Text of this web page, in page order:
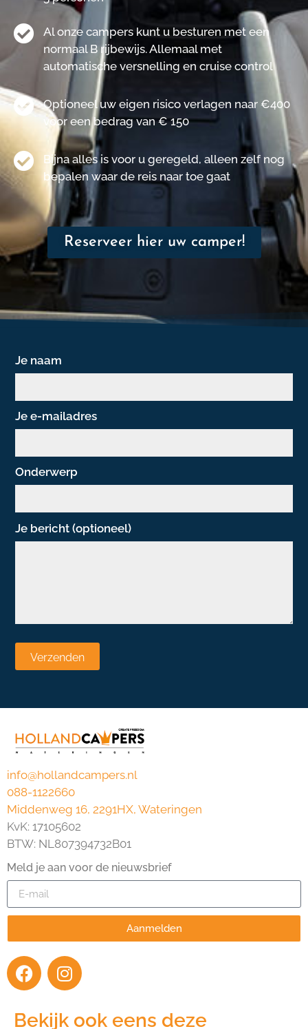
Al onze campers kunt u besturen met een
normaal B rijbewijs. Allemaal met
automatische versnelling en cruise control
Optioneel uw eigen risico verlagen naar €400
voor een bedrag van € 150
Bijna alles is voor u geregeld, alleen zelf nog
bepalen waar de reis naar toe gaat
Reserveer hier uw camper!
Je naam
Je e-mailadres
Onderwerp
Je bericht (optioneel)
info@hollandcampers.nl
088-1122660
Middenweg 16, 2291HX, Wateringen
KvK: 17105602
BTW: NL807394732B01
Meld je aan voor de nieuwsbrief
Aanmelden
Bekijk ook eens deze